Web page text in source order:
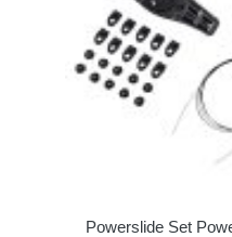
Powerslide Set